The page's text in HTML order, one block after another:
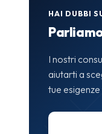
HAI DUBBI
I nostri
aiutarti a
tue